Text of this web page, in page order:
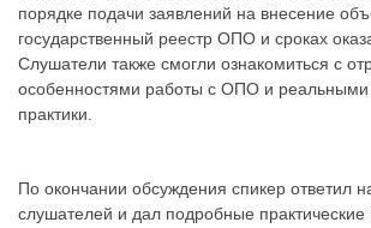
порядке подачи заявлений на внесение
государственный реестр ОПО и сроках
Слушатели также смогли ознакомиться с
особенностями работы с ОПО и
практики.
По окончании обсуждения спикер ответил
слушателей и дал подробные